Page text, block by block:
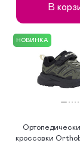
В
НОВИНКА
кроссовки